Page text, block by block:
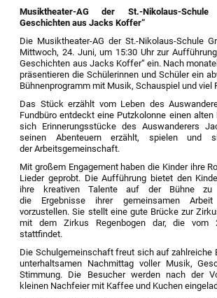
Musiktheater-AG der St.-Nikolaus-
Geschichten aus Jacks Koffer“
Die Musiktheater-AG der St.-Nikolaus-Schule
Mittwoch, 24. Juni, um 15:30 Uhr zur
Geschichten aus Jacks Koffer“ ein. Nach
präsentieren die Schülerinnen und Schüler ein
Bühnenprogramm mit Musik, Schauspiel und viel
Das Stück erzählt vom Leben des
Fundbüro entdeckt eine Putzkolonne einen
sich Erinnerungsstücke des Auswanderers
seinen Abenteuern erzählt, spielen und
der Arbeitsgemeinschaft.
Mit großem Engagement haben die Kinder ihre
Lieder geprobt. Die Aufführung bietet den
ihre kreativen Talente auf der Bühne zu
die Ergebnisse ihrer gemeinsamen
vorzustellen. Sie stellt eine gute Brücke zur
mit dem Zirkus Regenbogen dar, die vom
stattfindet.
Die Schulgemeinschaft freut sich auf zahlreiche
unterhaltsamen Nachmittag voller Musik,
Stimmung. Die Besucher werden nach der
kleinen Nachfeier mit Kaffee und Kuchen